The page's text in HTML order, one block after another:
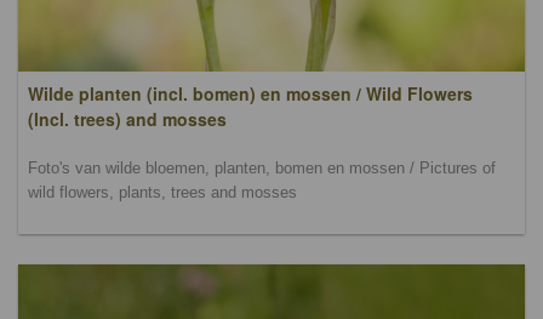
Wilde planten (incl. bomen) en mossen / Wild Flowers
(lncl. trees) and mosses
Foto's van wilde bloemen, planten, bomen en mossen / Pictures of
wild flowers, plants, trees and mosses